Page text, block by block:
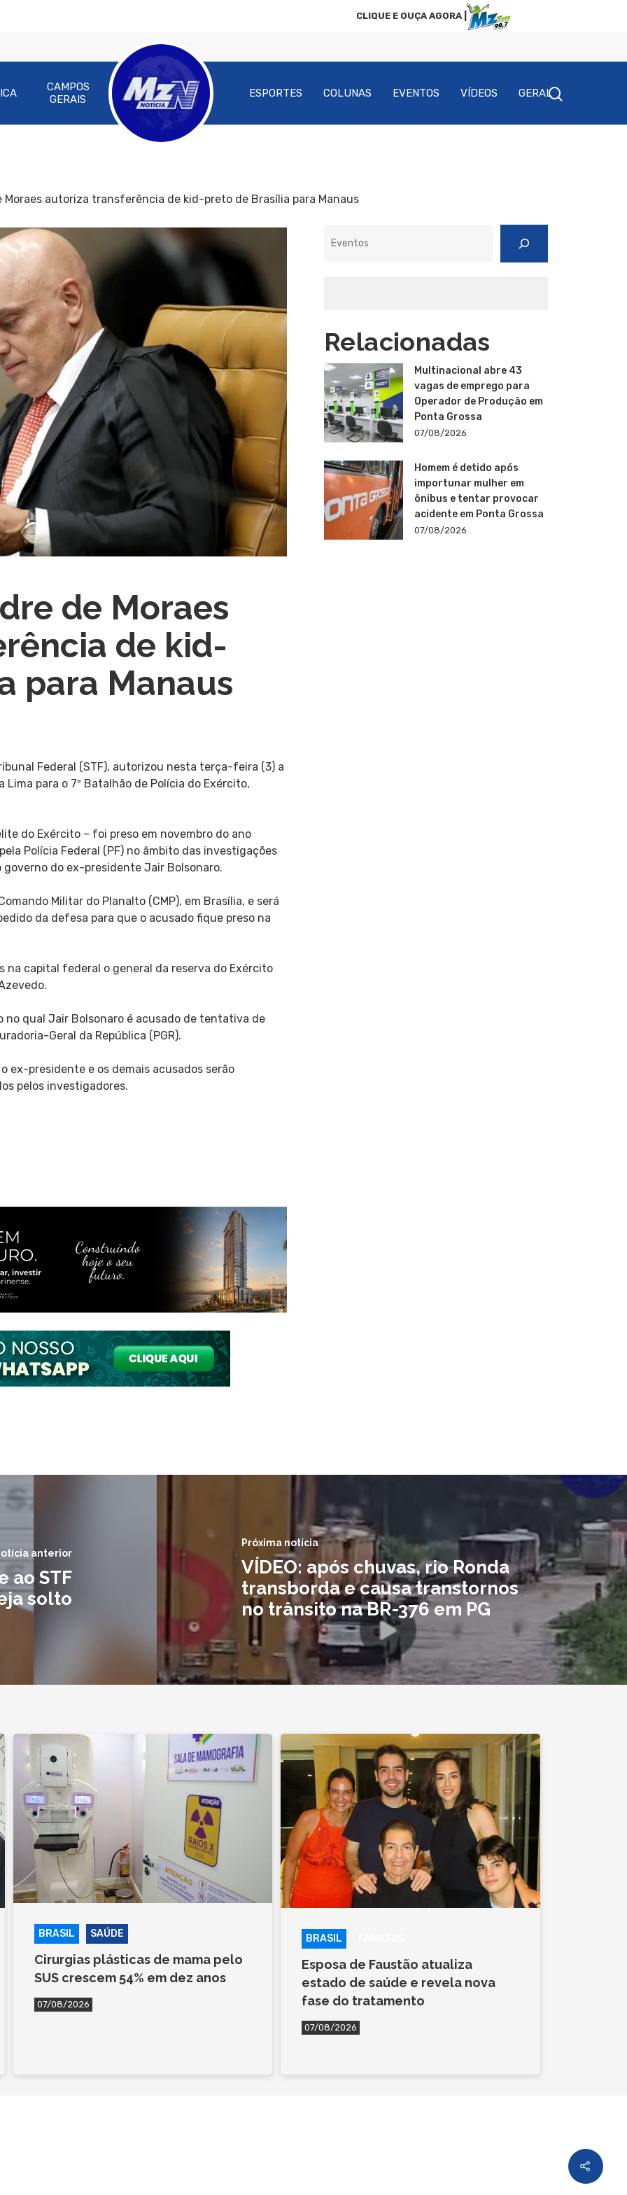
CLIQUE E OUÇA AGORA |
fechar
CAMPOS
GERAIS
ESPORTES COLUNAS EVENTOS VÍDEOS GERAL
Moraes autoriza transferência de kid-preto de Brasília para Manaus
de Moraes
de kid-
para Manaus
Federal (STF), autorizou nesta terça-feira (3) a
para o 7º Batalhão de Polícia do Exército,
do Exército – foi preso em novembro do ano
Polícia Federal (PF) no âmbito das investigações
do ex-presidente Jair Bolsonaro.
Militar do Planalto (CMP), em Brasília, e será
da defesa para que o acusado fique preso na
capital federal o general da reserva do Exército
no qual Jair Bolsonaro é acusado de tentativa de
Geral da República (PGR).
ex-presidente e os demais acusados serão
pelos investigadores.
Relacionadas
Multinacional abre 43
vagas de emprego para
Operador de Produção em
Ponta Grossa
07/08/2026
Homem é detido após
importunar mulher em
ônibus e tentar provocar
acidente em Ponta Grossa
07/08/2026
anterior
ao STF
solto
Próxima notícia
VÍDEO: após chuvas, rio Ronda
transborda e causa transtornos
no trânsito na BR-376 em PG
BRASIL SAÚDE
Cirurgias plásticas de mama pelo
SUS crescem 54% em dez anos
07/08/2026
BRASIL
Esposa de Faustão atualiza
estado de saúde e revela nova
fase do tratamento
07/08/2026